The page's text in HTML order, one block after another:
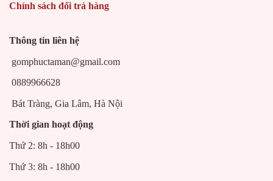
Chính sách đổi trả hàng
Thông tin liên hệ
gomphuctaman@gmail.com
0889966628
Bát Tràng, Gia Lâm, Hà Nội
Thời gian hoạt động
Thứ 2: 8h - 18h00
Thứ 3: 8h - 18h00